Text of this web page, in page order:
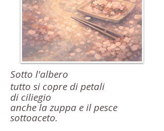
Sotto l'albero
tutto si copre di petali
di ciliegio
anche la zuppa e il pesce
sottoaceto.